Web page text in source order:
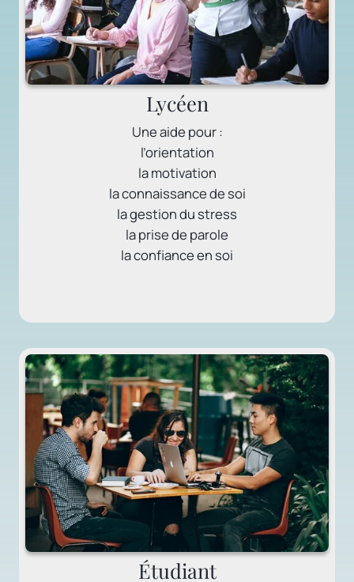
Lycéen
Une aide pour :
l’orientation
la motivation
la connaissance de soi
la gestion du stress
la prise de parole
la confiance en soi
Étudiant